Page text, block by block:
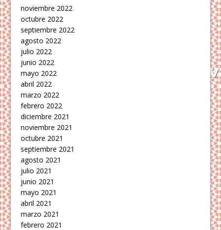
noviembre 2022
octubre 2022
septiembre 2022
agosto 2022
julio 2022
junio 2022
mayo 2022
abril 2022
marzo 2022
febrero 2022
diciembre 2021
noviembre 2021
octubre 2021
septiembre 2021
agosto 2021
julio 2021
junio 2021
mayo 2021
abril 2021
marzo 2021
febrero 2021